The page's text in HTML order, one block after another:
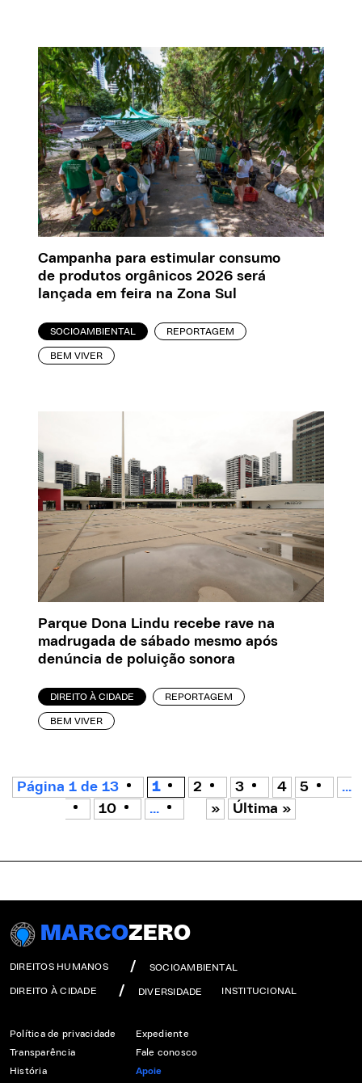
Campanha para estimular consumo
de produtos orgânicos 2026 será
lançada em feira na Zona Sul
SOCIOAMBIENTAL REPORTAGEM
BEM VIVER
Parque Dona Lindu recebe rave na
madrugada de sábado mesmo após
denúncia de poluição sonora
DIREITO À CIDADE REPORTAGEM
BEM VIVER
Página 1 de 13 1 2 3 4 5
...
10
... » Última »
MARCOZERO
DIREITOS HUMANOS SOCIOAMBIENTAL
DIREITO À CIDADE DIVERSIDADE INSTITUCIONAL
Política de privacidade
Transparência
História
Expediente
Fale conosco
Apoie